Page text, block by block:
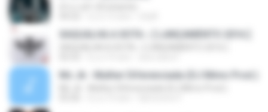
XAQUALHA A XOTA ♪ [ LANÇAMENTO 2016 ]
Mc Jk - Mulher Diferenciada (DJ Mimo Prod.)